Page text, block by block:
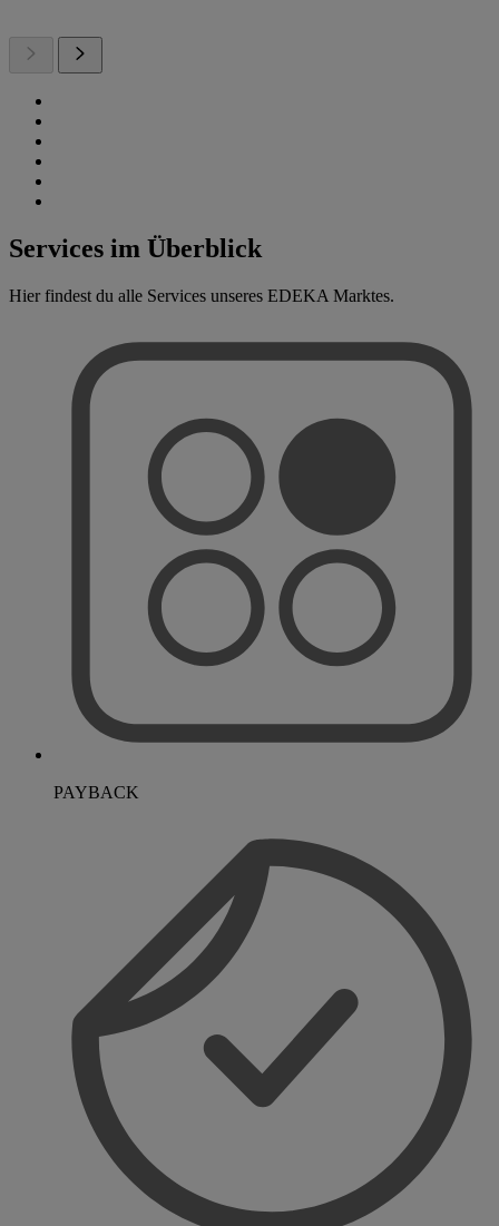
Services im Überblick
Hier findest du alle Services unseres EDEKA Marktes.
PAYBACK